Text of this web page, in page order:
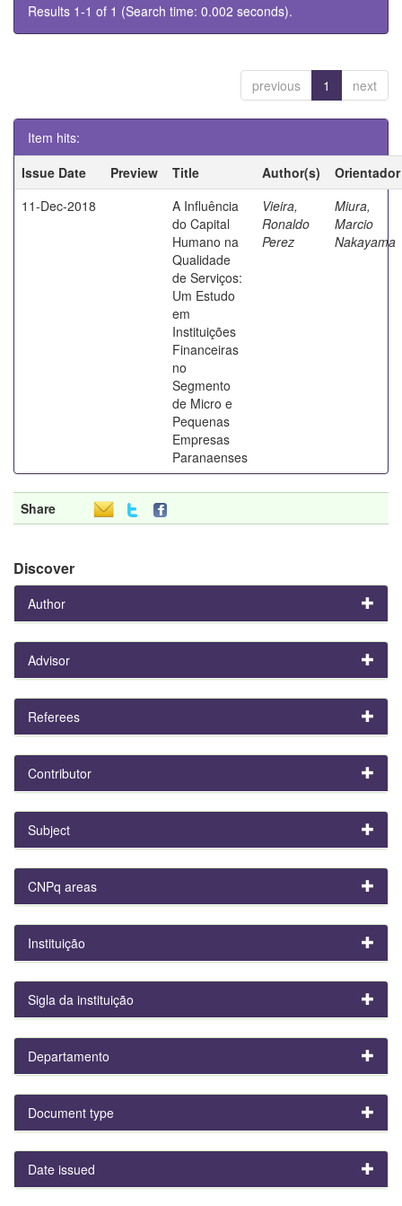
Results 1-1 of 1 (Search time: 0.002 seconds).
previous 1 next
Item hits:
Issue Date
Preview Title Author(s)
Orientador
11-Dec-2018
A Influência
do Capital
Humano na
Qualidade
de Serviços:
Um Estudo
em
Instituições
Financeiras
no
Segmento
de Micro e
Pequenas
Empresas
Paranaenses
Vieira,
Ronaldo
Perez
Miura,
Marcio
Nakayama
Share
Discover
Author
Advisor
Referees
Contributor
Subject
CNPq areas
Instituição
Sigla da instituição
Departamento
Document type
Date issued